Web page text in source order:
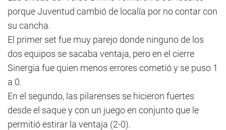
porque Juventud cambió de localía por no contar con
su cancha.
El primer set fue muy parejo donde ninguno de los
dos equipos se sacaba ventaja, pero en el cierre
Sinergia fue quien menos errores cometió y se puso 1
a 0.
En el segundo, las pilarenses se hicieron fuertes
desde el saque y con un juego en conjunto que le
permitió estirar la ventaja (2-0).